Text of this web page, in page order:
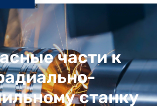
к станкам
части к
станку